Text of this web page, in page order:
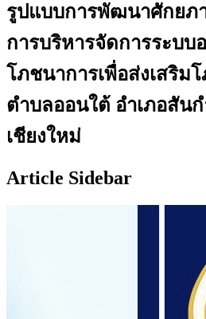
รูปแบบการพัฒนาศักยภ
การบริหารจัดการระบบ
โภชนาการเพื่อส่งเสริม
ตำบลออนใต้ อำเภอสัน
เชียงใหม่
Article Sidebar